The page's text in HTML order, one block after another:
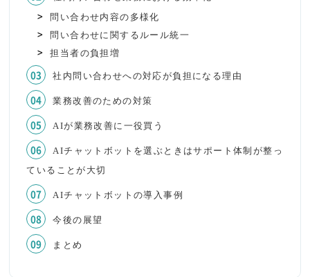
問い合わせ内容の多様化
問い合わせに関するルール統一
担当者の負担増
社内問い合わせへの対応が負担になる理由
業務改善のための対策
AIが業務改善に一役買う
AIチャットボットを選ぶときはサポート体制が整っ
ていることが大切
AIチャットボットの導入事例
今後の展望
まとめ